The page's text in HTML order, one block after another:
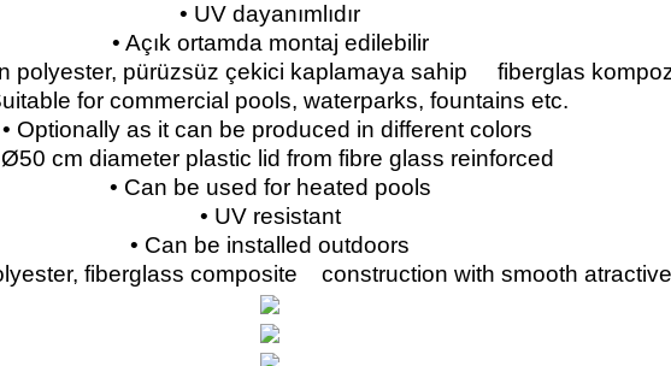
• UV dayanımlıdır
• Açık ortamda montaj edilebilir
polyester, pürüzsüz çekici kaplamaya sahip fiberglas
for commercial pools, waterparks, fountains etc.
• Optionally as it can be produced in different colors
Ø50 cm diameter plastic lid from fibre glass reinforced
• Can be used for heated pools
• UV resistant
• Can be installed outdoors
fiberglass composite construction with smooth